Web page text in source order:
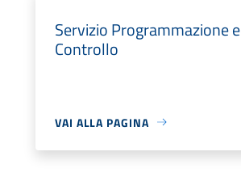
Servizio Programmazione e
Controllo
VAI ALLA PAGINA